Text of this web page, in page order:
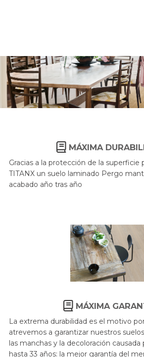
MÁXIMA
Gracias a la protección de la superficie
TITANX un suelo laminado Pergo
acabado año tras año
MÁXIMA
La extrema durabilidad es el motivo
atrevemos a garantizar nuestros
las manchas y la decoloración causada
hasta 33 años: la mejor garantía del